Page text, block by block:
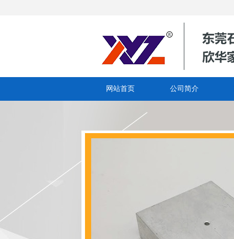
网站首页 公司简介